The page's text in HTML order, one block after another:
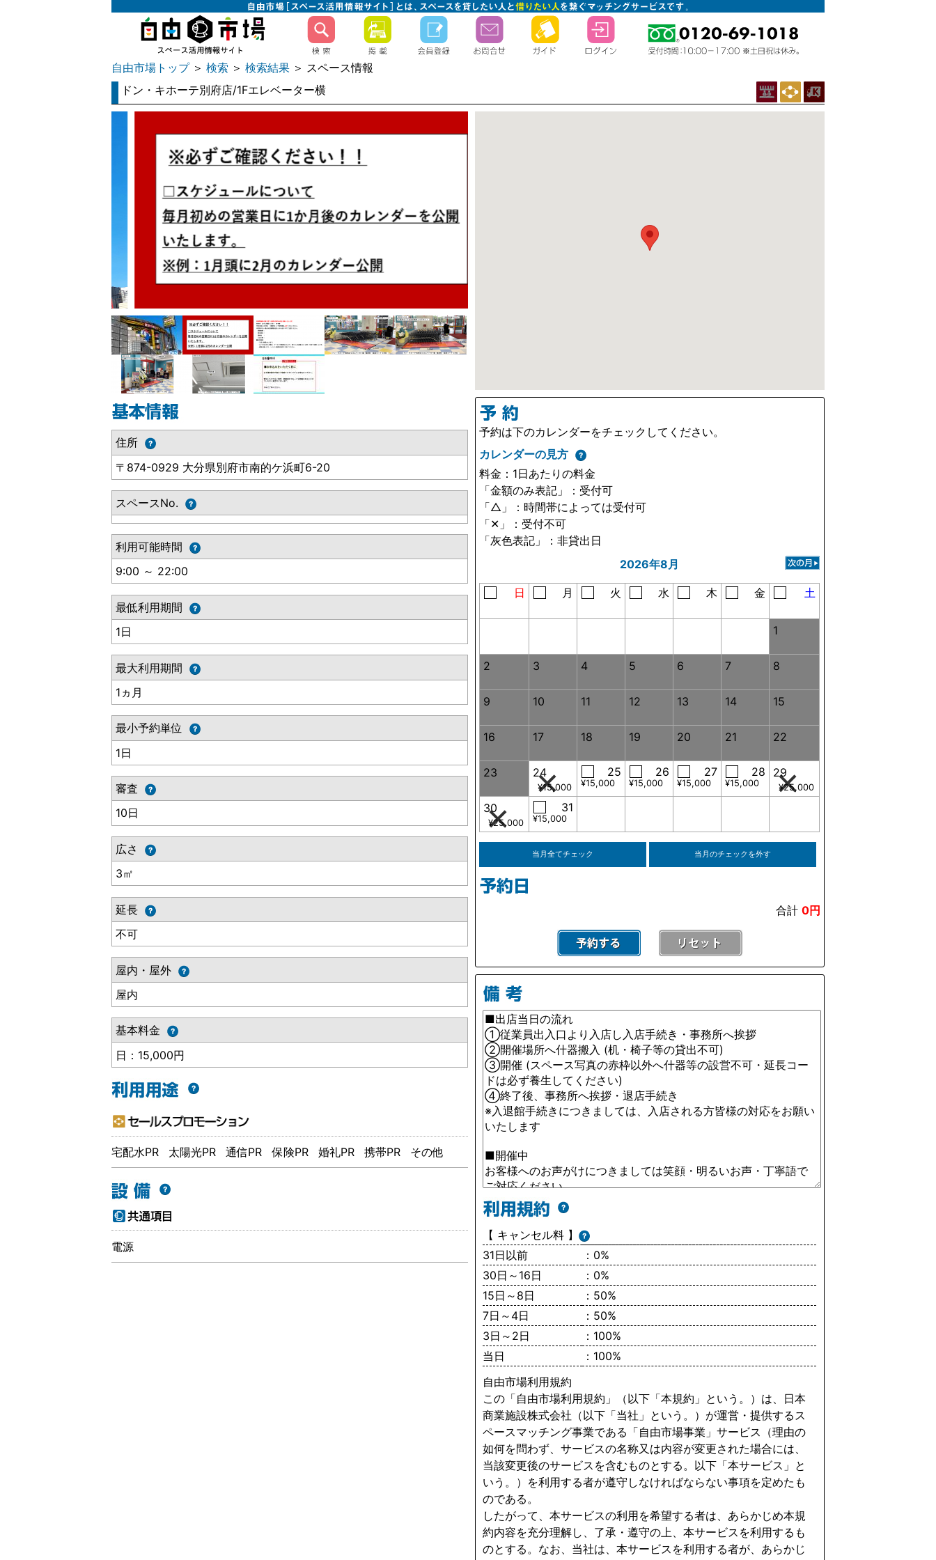
自由市場トップ＞ 検索 ＞ 検索結果 ＞ スペース情報
ドン・キホーテ別府店/1Fエレベーター横
住所
〒874-0929 大分県別府市南的ケ浜町6-20
スペースNo.
利用可能時間
9:00 ～ 22:00
最低利用期間
1日
最大利用期間
1ヵ月
最小予約単位
1日
審査
10日
広さ
3㎡
延長
不可
屋内・屋外
屋内
基本料金
日：15,000円
宅配水PR 太陽光PR 通信PR 保険PR 婚礼PR 携帯PR その他
電源
予約は下のカレンダーをチェックしてください。
カレンダーの見方
料金：1日あたりの料金
「金額のみ表記」：受付可
「△」：時間帯によっては受付可
「✕」：受付不可
「灰色表記」：非貸出日
2026年8月
日 月 火 水 木 金 土
1
2 3 4 5 6 7 8
9 10 11 12 13 14 15
16 17 18 19 20 21 22
23 24
¥15,000
25
¥15,000
26
¥15,000
27
¥15,000
28
¥15,000
29
¥25,000
30
¥25,000
31
¥15,000
当月全てチェック 当月のチェックを外す
合計 0円
【 キャンセル料 】
31日以前
：0%
30日～16日
：0%
15日～8日
：50%
7日～4日
：50%
3日～2日
：100%
当日
：100%
自由市場利用規約
この「自由市場利用規約」（以下「本規約」という。）は、日本
商業施設株式会社（以下「当社」という。）が運営・提供するス
ペースマッチング事業である「自由市場事業」サービス（理由の
如何を問わず、サービスの名称又は内容が変更された場合には、
当該変更後のサービスを含むものとする。以下「本サービス」と
いう。）を利用する者が遵守しなければならない事項を定めたも
のである。
したがって、本サービスの利用を希望する者は、あらかじめ本規
約内容を充分理解し、了承・遵守の上、本サービスを利用するも
のとする。なお、当社は、本サービスを利用する者が、あらかじ